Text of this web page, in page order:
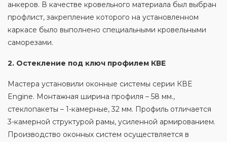
анкеров. В качестве кровельного материала был выбран
профлист, закрепление которого на установленном
каркасе было выполнено специальными кровельными
саморезами.
2. Остекление под ключ профилем КВЕ
Мастера установили оконные системы серии КВЕ
Engine. Монтажная ширина профиля – 58 мм.,
стеклопакеты – 1-камерные, 32 мм. Профиль отличается
3-камерной структурой рамы, усиленной армированием.
Производство оконных систем осуществляется в